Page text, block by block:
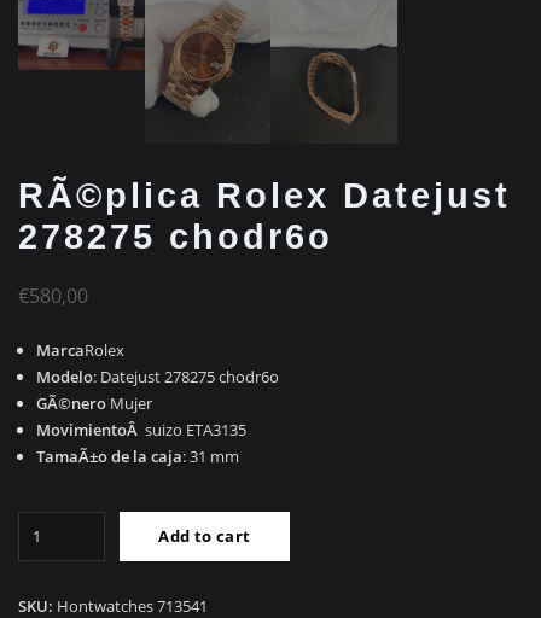
RÃ©plica Rolex Datejust
278275 chodr6o
€580,00
MarcaRolex
Modelo: Datejust 278275 chodr6o
GÃ©nero Mujer
MovimientoÂ suizo ETA3135
TamaÃ±o de la caja: 31 mm
278275
Add to cart
SKU: Hontwatches 713541